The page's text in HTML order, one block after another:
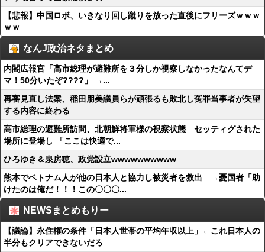
【悲報】中国ロボ、いきなり回し蹴りを放った直後にフリーズｗｗｗ
ｗｗ
なんJ政治ネタまとめ
内閣広報官「高市総理が避難所を３分しか視察しなかったなんてデ
マ！50分いたぞ????」 →...
再審見直し法案、稲田朋美議員らが頑張るも敗北し冤罪当事者が失望
する内容に終わる
高市総理の避難所訪問、北朝鮮将軍様の視察状態 セッティグされた
場所に登場し 「ここは快適で...
ひろゆき＆泉房穂、政党設立wwwwwwwwww
熊本でベトナム人が他の日本人と協力し被災者を救出 →憂国者「助
けたのは俺だ！！！この〇〇〇...
NEWSまとめもりー
【議論】永住権の条件「日本人世帯の平均年収以上」←これ日本人の
半分もクリアできないだろ